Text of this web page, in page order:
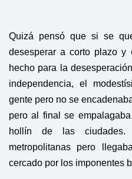
Quizá pensó que si se
desesperar a corto plazo
hecho para la
independencia, el
gente pero no se
pero al final se
hollín de las ciudades.
metropolitanas pero
cercado por los imponentes